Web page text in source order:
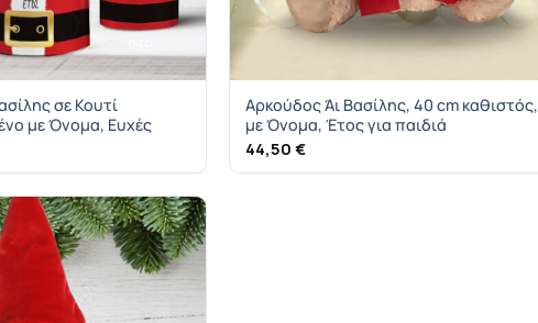
σε Κουτί
με Όνομα, Ευχές
Αρκούδος Άι Βασίλης, 40 cm καθιστός,
με Όνομα, Έτος για παιδιά
44,50 €